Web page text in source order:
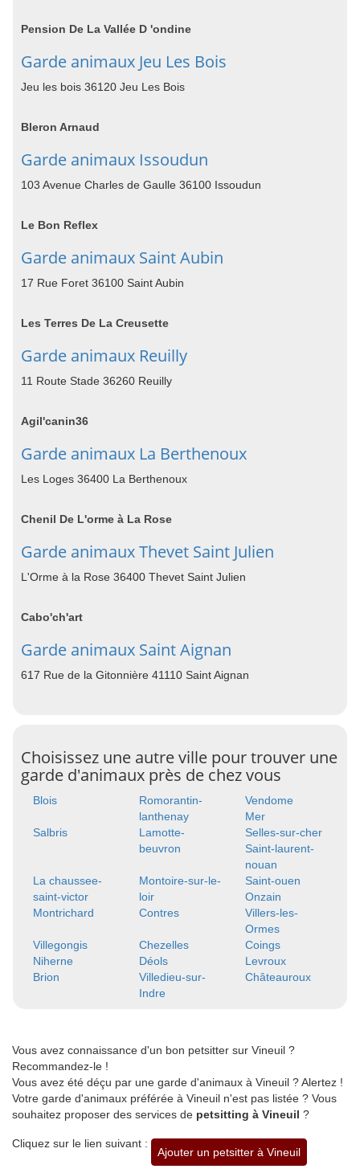
Pension De La Vallée D 'ondine
Garde animaux Jeu Les Bois
Jeu les bois 36120 Jeu Les Bois
Bleron Arnaud
Garde animaux Issoudun
103 Avenue Charles de Gaulle 36100 Issoudun
Le Bon Reflex
Garde animaux Saint Aubin
17 Rue Foret 36100 Saint Aubin
Les Terres De La Creusette
Garde animaux Reuilly
11 Route Stade 36260 Reuilly
Agil'canin36
Garde animaux La Berthenoux
Les Loges 36400 La Berthenoux
Chenil De L'orme à La Rose
Garde animaux Thevet Saint Julien
L'Orme à la Rose 36400 Thevet Saint Julien
Cabo'ch'art
Garde animaux Saint Aignan
617 Rue de la Gitonnière 41110 Saint Aignan
Choisissez une autre ville pour trouver une
garde d'animaux près de chez vous
Blois
Romorantin-
lanthenay
Vendome
Mer
Salbris
Lamotte-
beuvron
Selles-sur-cher
Saint-laurent-
nouan
La chaussee-
saint-victor
Montoire-sur-le-
loir
Saint-ouen
Onzain
Montrichard
Contres
Villers-les-
Ormes
Villegongis
Chezelles
Coings
Niherne
Déols
Levroux
Brion
Villedieu-sur-
Indre
Châteauroux
Vous avez connaissance d'un bon petsitter sur Vineuil ?
Recommandez-le !
Vous avez été déçu par une garde d'animaux à Vineuil ? Alertez !
Votre garde d'animaux préférée à Vineuil n'est pas listée ? Vous
souhaitez proposer des services de petsitting à Vineuil ?
Cliquez sur le lien suivant :
Ajouter un petsitter à Vineuil